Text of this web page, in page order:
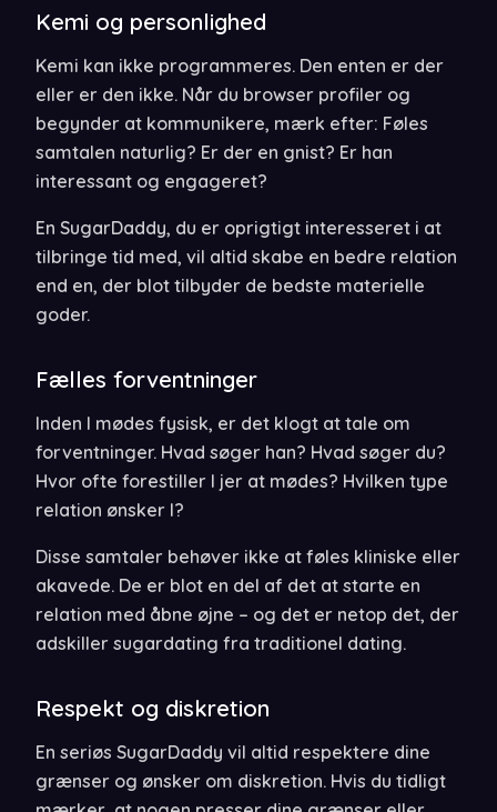
Kemi og personlighed
Kemi kan ikke programmeres. Den enten er der
eller er den ikke. Når du browser profiler og
begynder at kommunikere, mærk efter: Føles
samtalen naturlig? Er der en gnist? Er han
interessant og engageret?
En SugarDaddy, du er oprigtigt interesseret i at
tilbringe tid med, vil altid skabe en bedre relation
end en, der blot tilbyder de bedste materielle
goder.
Fælles forventninger
Inden I mødes fysisk, er det klogt at tale om
forventninger. Hvad søger han? Hvad søger du?
Hvor ofte forestiller I jer at mødes? Hvilken type
relation ønsker I?
Disse samtaler behøver ikke at føles kliniske eller
akavede. De er blot en del af det at starte en
relation med åbne øjne – og det er netop det, der
adskiller sugardating fra traditionel dating.
Respekt og diskretion
En seriøs SugarDaddy vil altid respektere dine
grænser og ønsker om diskretion. Hvis du tidligt